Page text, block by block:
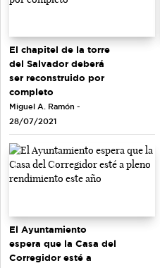
El chapitel de la torre
del Salvador deberá
ser reconstruido por
completo
Miguel A. Ramón -
28/07/2021
El Ayuntamiento
espera que la Casa del
Corregidor esté a